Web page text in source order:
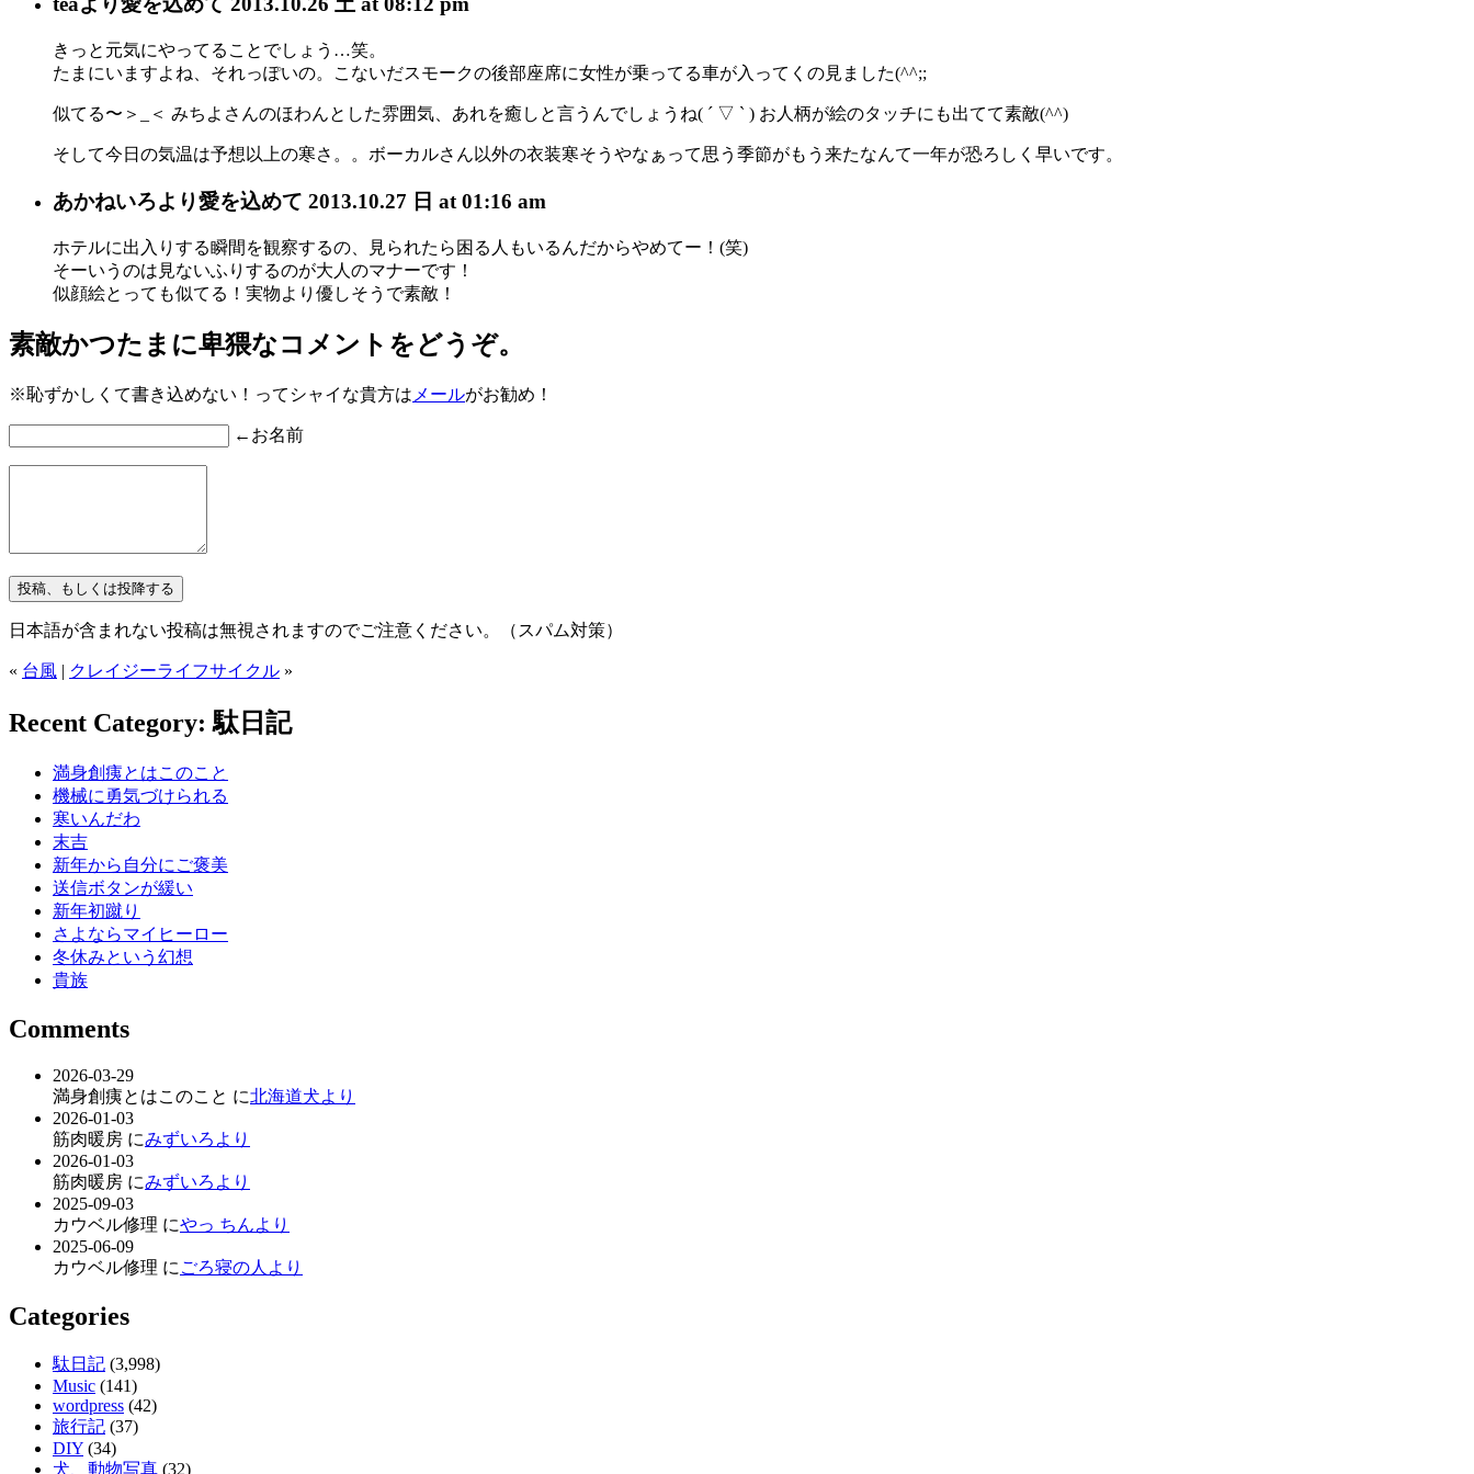
きっと元気にやってることでしょう…笑。
たまにいますよね、それっぽいの。こないだスモークの後部座席に女性が乗ってる車が入ってくの見ました(^^;;
似てる〜＞_＜ みちよさんのほわんとした雰囲気、あれを癒しと言うんでしょうね( ´ ▽ ` ) お人柄が絵のタッチにも出てて素敵(^^)
そして今日の気温は予想以上の寒さ。。ボーカルさん以外の衣装寒そうやなぁって思う季節がもう来たなんて一年が恐ろしく早いです。
あかねいろより愛を込めて 2013.10.27 日 at 01:16 am
ホテルに出入りする瞬間を観察するの、見られたら困る人もいるんだからやめてー！(笑)
そーいうのは見ないふりするのが大人のマナーです！
似顔絵とっても似てる！実物より優しそうで素敵！
素敵かつたまに卑猥なコメントをどうぞ。
※恥ずかしくて書き込めない！ってシャイな貴方は メールがお勧め！
←お名前
日本語が含まれない投稿は無視されますのでご注意ください。（スパム対策）
« 台風 | クレイジーライフサイクル »
Recent Category: 駄日記
満身創痍とはこのこと
機械に勇気づけられる
寒いんだわ
末吉
新年から自分にご褒美
送信ボタンが緩い
新年初蹴り
さよならマイヒーロー
冬休みという幻想
貴族
Comments
2026-03-29
満身創痍とはこのこと に北海道犬より
2026-01-03
筋肉暖房 にみずいろより
2026-01-03
筋肉暖房 にみずいろより
2025-09-03
カウベル修理 にやっ ちんより
2025-06-09
カウベル修理 に ごろ寝の人より
Categories
駄日記 (3,998)
Music (141)
wordpress (42)
旅行記 (37)
DIY (34)
犬、動物写真 (32)